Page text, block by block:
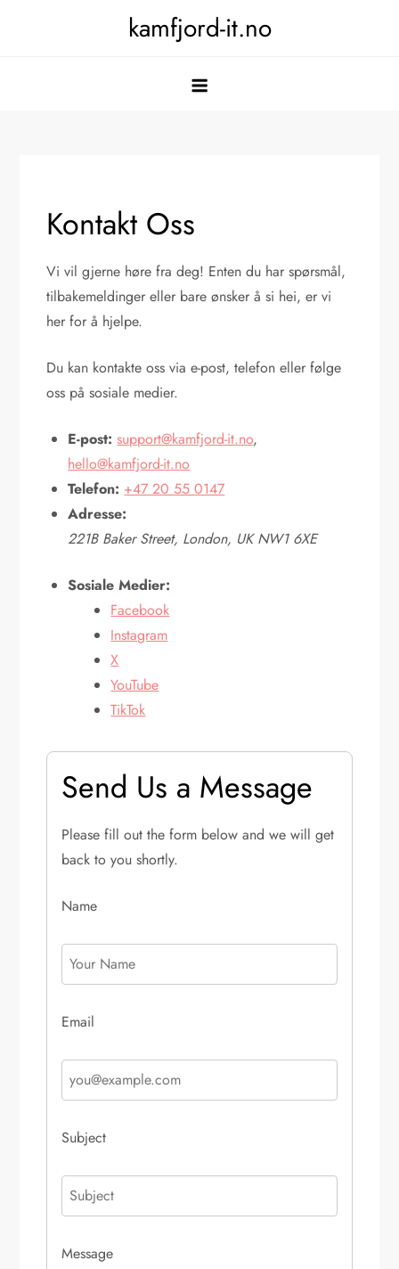
kamfjord-it.no
Kontakt Oss
Vi vil gjerne høre fra deg! Enten du har spørsmål,
tilbakemeldinger eller bare ønsker å si hei, er vi
her for å hjelpe.
Du kan kontakte oss via e-post, telefon eller følge
oss på sosiale medier.
E-post: support@kamfjord-it.no,
hello@kamfjord-it.no
Telefon: +47 20 55 0147
Adresse:
221B Baker Street, London, UK NW1 6XE
Sosiale Medier:
Facebook
Instagram
X
YouTube
TikTok
Send Us a Message
Please fill out the form below and we will get
back to you shortly.
Name
Email
Subject
Message